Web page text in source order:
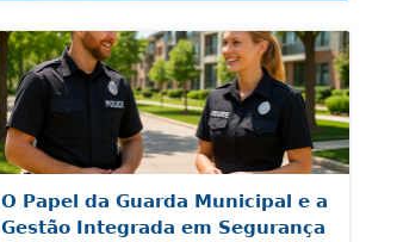
O Papel da Guarda Municipal e a
Gestão Integrada em Segurança